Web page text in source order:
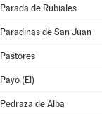
Parada de Rubiales
Paradinas de San Juan
Pastores
Payo (El)
Pedraza de Alba